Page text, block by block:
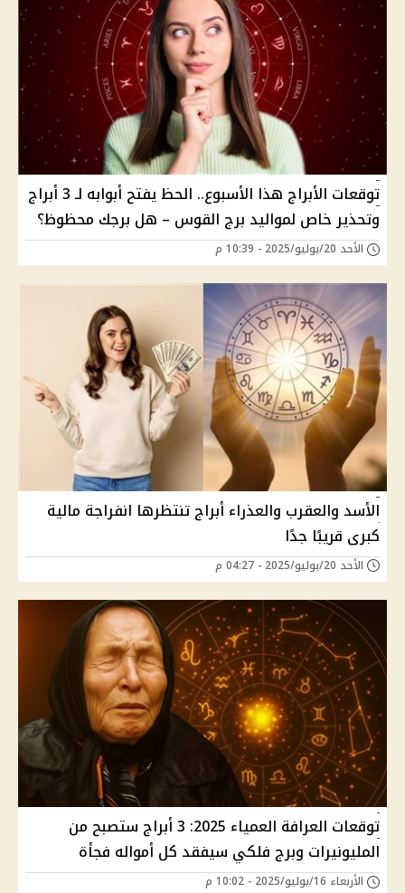
توقعات الأبراج هذا الأسبوع.. الحظ يفتح أبوابه لـ 3 أبراج
وتحذير خاص لمواليد برج القوس – هل برجك محظوظ؟
الأحد 20/يوليو/2025 - 10:39 م
الأسد والعقرب والعذراء أبراج تنتظرها انفراجة مالية
كبرى قريبًا جدًا
الأحد 20/يوليو/2025 - 04:27 م
توقعات العرافة العمياء 2025: 3 أبراج ستصبح من
المليونيرات وبرج فلكي سيفقد كل أمواله فجأة
الأربعاء 16/يوليو/2025 - 10:02 م